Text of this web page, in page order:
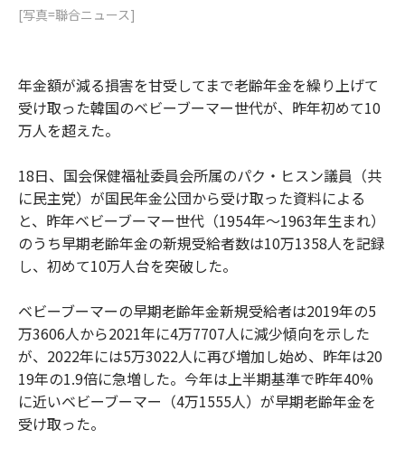
[写真=聯合ニュース]
年金額が減る損害を甘受してまで老齢年金を繰り上げて
受け取った韓国のベビーブーマー世代が、昨年初めて10
万人を超えた。
18日、国会保健福祉委員会所属のパク・ヒスン議員（共
に民主党）が国民年金公団から受け取った資料による
と、昨年ベビーブーマー世代（1954年～1963年生まれ）
のうち早期老齢年金の新規受給者数は10万1358人を記録
し、初めて10万人台を突破した。
ベビーブーマーの早期老齢年金新規受給者は2019年の5
万3606人から2021年に4万7707人に減少傾向を示した
が、2022年には5万3022人に再び増加し始め、昨年は20
19年の1.9倍に急増した。今年は上半期基準で昨年40%
に近いベビーブーマー（4万1555人）が早期老齢年金を
受け取った。